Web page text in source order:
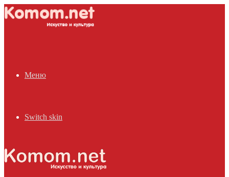
Меню
Switch skin